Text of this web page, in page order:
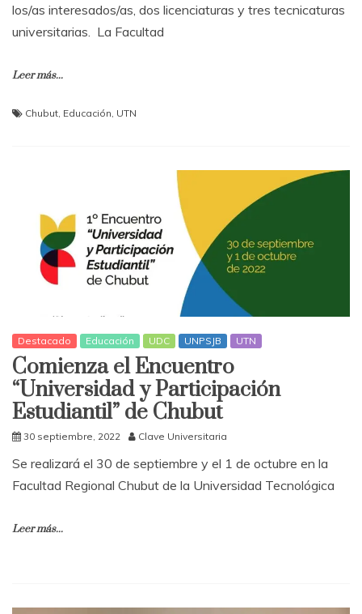
los/as interesados/as, dos licenciaturas y tres tecnicaturas
universitarias. La Facultad
Leer más...
Chubut Educación UTN
Destacado Educación UDC UNPSJB UTN
Comienza el Encuentro
“Universidad y Participación
Estudiantil” de Chubut
30 septiembre, 2022 Clave Universitaria
Se realizará el 30 de septiembre y el 1 de octubre en la
Facultad Regional Chubut de la Universidad Tecnológica
Leer más...